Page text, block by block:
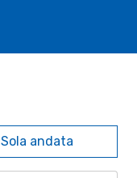
Sola andata